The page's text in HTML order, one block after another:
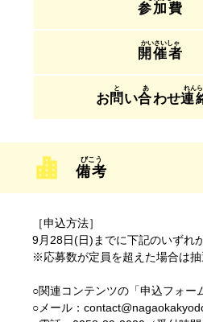
参加費
開催者
お問 い合わせ連
備考
［申込方法］
9月28日(日)までに下記のいずれ
※応募数が定員を超えた場合は抽
○関連コンテンツの「申込フォー
○メール：